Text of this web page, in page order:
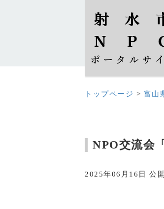
トップページ > 富山
NPO交流会
2025年06月16日 公開